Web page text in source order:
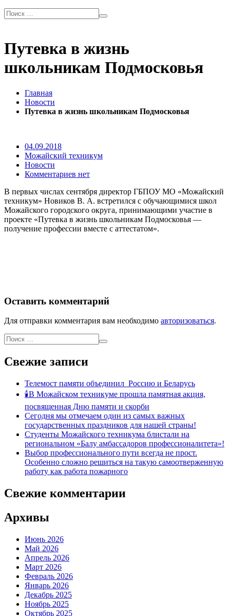
Путевка в жизнь
школьникам Подмосковья
Главная
Новости
Путевка в жизнь школьникам Подмосковья
04.09.2018
Можайский техникум
Новости
Комментариев нет
В первых числах сентября директор ГБПОУ МО «Можайский
техникум» Новиков В. А. встретился с обучающимися школ
Можайского городского округа, принимающими участие в
проекте «Путевка в жизнь школьникам Подмосковья —
получение профессии вместе с аттестатом».
Оставить комментарий
Для отправки комментария вам необходимо авторизоваться.
Свежие записи
Телемост памяти объединил Россию и Беларусь
🕯В Можайском техникуме прошла памятная акция,
посвященная Дню памяти и скорби
Сегодня мы отмечаем один из самых важных
государственных праздников для нашей страны!
Студенты Можайского техникума блистали на
региональном «Балу амбассадоров профессионалитета»!
Выбор профессионального пути всегда не прост.
Особенно сложно решиться на такую самоотверженную
работу как работа пожарного
Свежие комментарии
Архивы
Июнь 2026
Май 2026
Апрель 2026
Март 2026
Февраль 2026
Январь 2026
Декабрь 2025
Ноябрь 2025
Октябрь 2025